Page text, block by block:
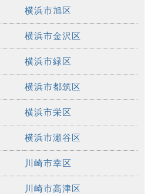
横浜市旭区
横浜市金沢区
横浜市緑区
横浜市都筑区
横浜市栄区
横浜市瀬谷区
川崎市幸区
川崎市高津区